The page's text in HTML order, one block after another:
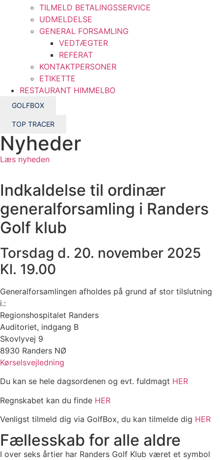
TILMELD BETALINGSSERVICE
UDMELDELSE
GENERAL FORSAMLING
VEDTÆGTER
REFERAT
KONTAKTPERSONER
ETIKETTE
RESTAURANT HIMMELBO
GOLFBOX
TOP TRACER
Nyheder
Læs nyheden
Indkaldelse til ordinær
generalforsamling i Randers
Golf klub
Torsdag d. 20. november 2025
Kl. 19.00
Generalforsamlingen afholdes på grund af stor tilslutning
i.:
Regionshospitalet Randers
Auditoriet, indgang B
Skovlyvej 9
8930 Randers NØ
Kørselsvejledning
Du kan se hele dagsordenen og evt. fuldmagt HER
Regnskabet kan du finde HER
Venligst tilmeld dig via GolfBox, du kan tilmelde dig HER
Fællesskab for alle aldre
I over seks årtier har Randers Golf Klub været et symbol